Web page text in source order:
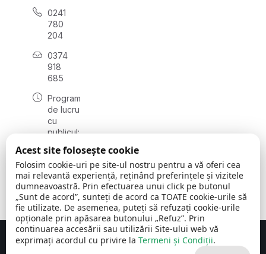
0241
780
204
0374
918
685
Program
de lucru
cu
publicul:
08:00 -
16:30
, vineri:
08:00 -
14:00
Concept realizat de Big Media Relații Publice SRL
Acest site folosește cookie
Folosim cookie-uri pe site-ul nostru pentru a vă oferi cea
mai relevantă experiență, reținând preferințele și vizitele
dumneavoastră. Prin efectuarea unui click pe butonul
„Sunt de acord”, sunteți de acord ca TOATE cookie-urile să
fie utilizate. De asemenea, puteți să refuzați cookie-urile
opționale prin apăsarea butonului „Refuz”. Prin
continuarea accesării sau utilizării Site-ului web vă
exprimați acordul cu privire la Termeni și Condiții.